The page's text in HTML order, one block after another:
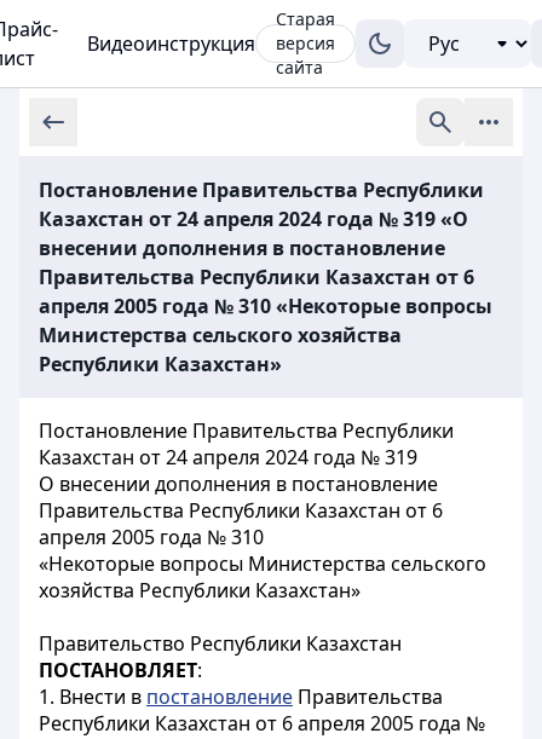
Видеоинструкция
Старая
версия
сайта
Постановление Правительства Республики
Казахстан от 24 апреля 2024 года № 319 «О
внесении дополнения в постановление
Правительства Республики Казахстан от 6
апреля 2005 года № 310 «Некоторые вопросы
Министерства сельского хозяйства
Республики Казахстан»
Постановление Правительства Республики
Казахстан от 24 апреля 2024 года № 319
О внесении дополнения в постановление
Правительства Республики Казахстан от 6
апреля 2005 года № 310
«Некоторые вопросы Министерства сельского
хозяйства Республики Казахстан»
Правительство Республики Казахстан
ПОСТАНОВЛЯЕТ:
1. Внести в постановление Правительства
Республики Казахстан от 6 апреля 2005 года №